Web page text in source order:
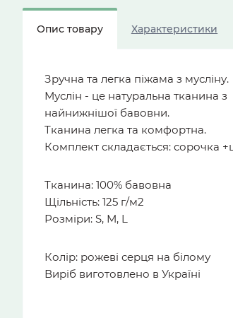
Опис товару Характеристики
Зручна та легка піжама з мусліну.
Муслін - це натуральна тканина з
найнижнішої бавовни.
Тканина легка та комфортна.
Комплект складається: сорочка
Тканина: 100% бавовна
Щільність: 125 г/м2
Розміри: S, М, L
Колір: рожеві серця на білому
Виріб виготовлено в Україні ️